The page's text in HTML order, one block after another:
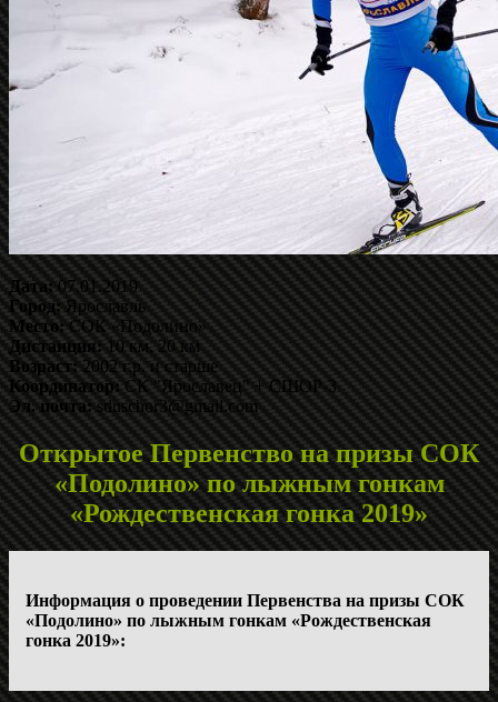
Дата:07.01.2019
Город:Ярославль
Место:СОК «Подолино»
Дистанция:10 км, 20 км
Возраст:2002 г.р. и старше
Координатор:СК "Ярославец" + СШОР-3
Эл. почта:sduschor3@gmail.com
Открытое Первенство на призы СОК
«Подолино» по лыжным гонкам
«Рождественская гонка 2019»
Информация о проведении Первенства на призы СОК
«Подолино» по лыжным гонкам «Рождественская
гонка 2019»: